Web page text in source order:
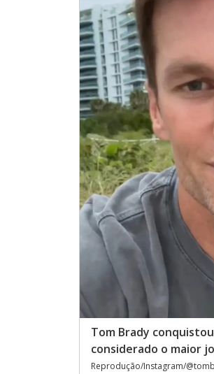
Tom Brady
considerado o maior
Reprodução/Instagram/